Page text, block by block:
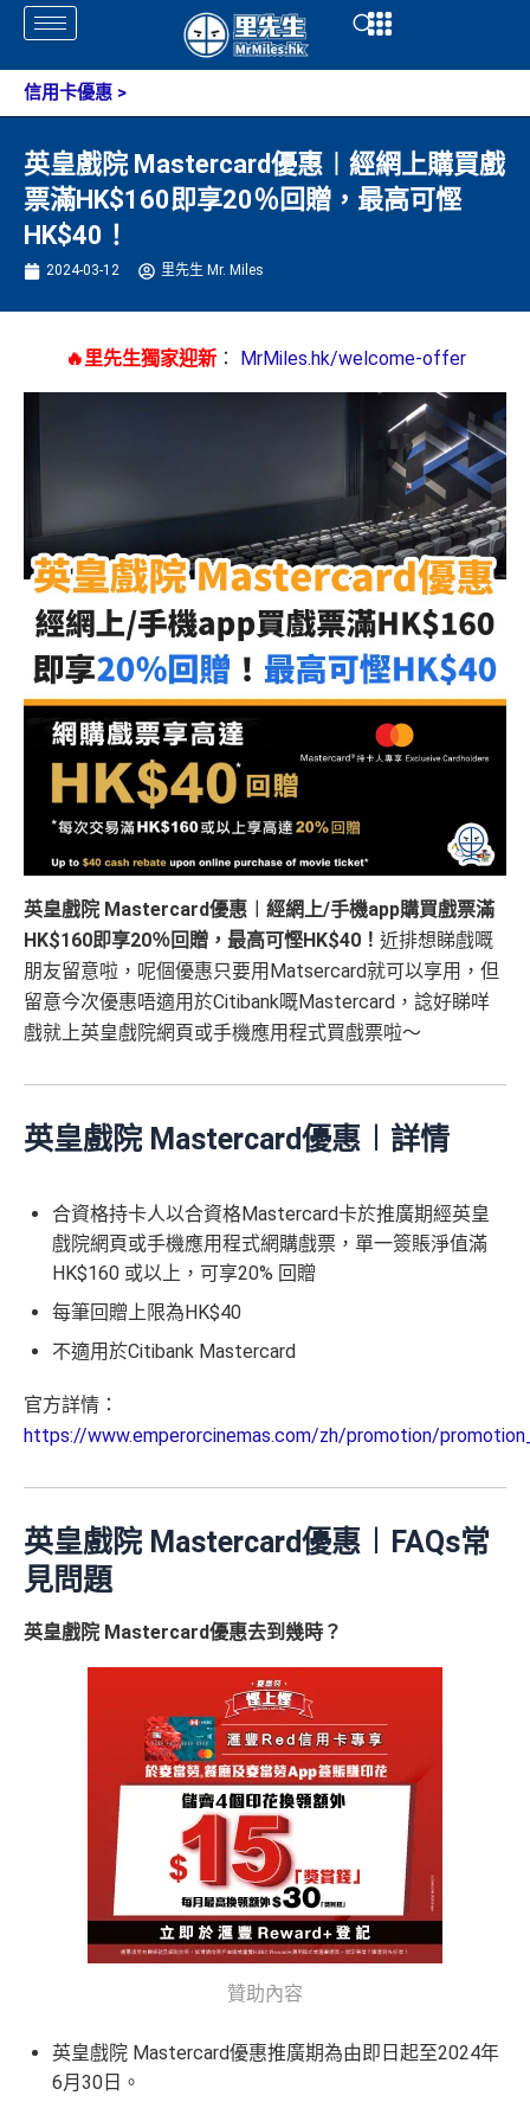
Skip
content
Open
信用卡優惠 >
英皇戲院 Mastercard優惠︱經網上購買戲
票滿HK$160即享20％回贈，最高可慳
HK$40！
2024-03-12 里先生 Mr. Miles
🔥里先生獨家迎新： MrMiles.hk/welcome-offer
英皇戲院 Mastercard優惠︱經網上/手機app購買戲票滿
HK$160即享20％回贈，最高可慳HK$40！ 近排想睇戲嘅
朋友留意啦，呢個優惠只要用Matsercard就可以享用，但
留意今次優惠唔適用於Citibank嘅Mastercard，諗好睇咩
戲就上英皇戲院網頁或手機應用程式買戲票啦～
英皇戲院 Mastercard優惠︱ 詳情
合資格持卡人以合資格Mastercard卡於推廣期經英皇
戲院網頁或手機應用程式網購戲票，單一簽賬淨值滿
HK$160 或以上，可享20% 回贈
每筆回贈上限為HK$40
不適用於Citibank Mastercard
官方詳情：
https://www.emperorcinemas.com/zh/promotion/
英皇戲院 Mastercard優惠︱ FAQs常
見問題
英皇戲院 Mastercard優惠去到幾時？
贊助內容
英皇戲院 Mastercard優惠推廣期為由即日起至2024年
6月30日。